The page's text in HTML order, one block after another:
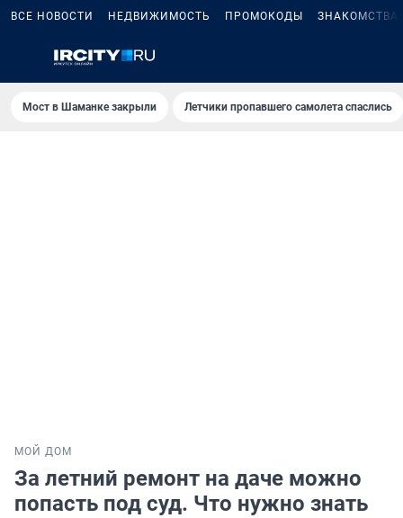
ВСЕ НОВОСТИ НЕДВИЖИМОСТЬ ПРОМОКОДЫ ЗНАКОМСТВА
Мост в Шаманке закрыли Летчики пропавшего самолета спаслись
МОЙ ДОМ
За летний ремонт на даче можно
попасть под суд. Что нужно знать